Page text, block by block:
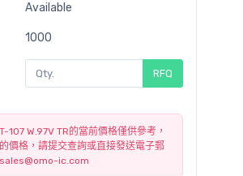
Available
1000
RFQ
107 W.97V TR的當前價格僅供參考，
價格，請提交查詢或直接發送電子郵
sales@omo-ic.com